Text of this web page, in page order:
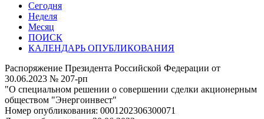
Сегодня
Неделя
Месяц
ПОИСК
КАЛЕНДАРЬ ОПУБЛИКОВАНИЯ
Распоряжение Президента Российской Федерации от
30.06.2023 № 207-рп
"О специальном решении о совершении сделки акционерным
обществом "Энергоинвест"
Номер опубликования: 0001202306300071